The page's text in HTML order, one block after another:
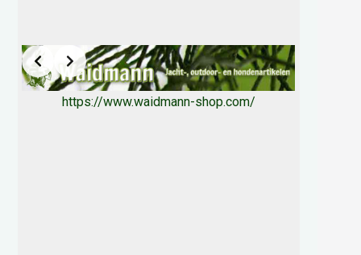
https://www.waidmann-shop.com/